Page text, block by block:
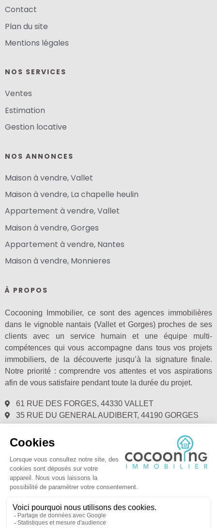
Contact
Plan du site
Mentions légales
NOS SERVICES
Ventes
Estimation
Gestion locative
NOS ANNONCES
Maison à vendre, Vallet
Maison à vendre, La chapelle heulin
Appartement à vendre, Vallet
Maison à vendre, Gorges
Appartement à vendre, Nantes
Maison à vendre, Monnieres
À PROPOS
Cocooning Immobilier, ce sont des agences immobilières
dans le vignoble nantais (Vallet et Gorges) proches de ses
clients avec un service humain et une équipe multi-
compétences qui vous accompagne dans tous vos projets
immobiliers, de la découverte jusqu’à la signature finale.
Notre priorité : comprendre vos attentes et vos aspirations
afin de vous satisfaire pendant toute la durée du projet.
61 RUE DES FORGES, 44330 VALLET
35 RUE DU GENERAL AUDIBERT, 44190 GORGES